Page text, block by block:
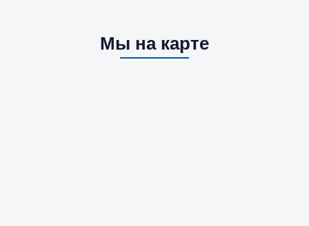
Мы на карте